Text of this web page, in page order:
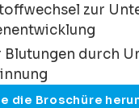
zur
Blutungen durch
die Broschüre